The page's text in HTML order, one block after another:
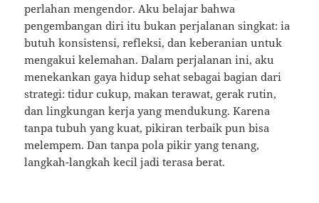
perlahan mengendor. Aku belajar bahwa
pengembangan diri itu bukan perjalanan singkat: ia
butuh konsistensi, refleksi, dan keberanian untuk
mengakui kelemahan. Dalam perjalanan ini, aku
menekankan gaya hidup sehat sebagai bagian dari
strategi: tidur cukup, makan terawat, gerak rutin,
dan lingkungan kerja yang mendukung. Karena
tanpa tubuh yang kuat, pikiran terbaik pun bisa
melempem. Dan tanpa pola pikir yang tenang,
langkah-langkah kecil jadi terasa berat.